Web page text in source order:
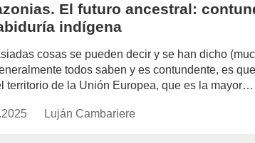
El futuro ancestral:
indígena
cosas se pueden decir y se han dicho
todos saben y es contundente, es
territorio de la Unión Europea, que es la mayor…
https://www.experimenta.es/author/lujan-
Luján Cambariere